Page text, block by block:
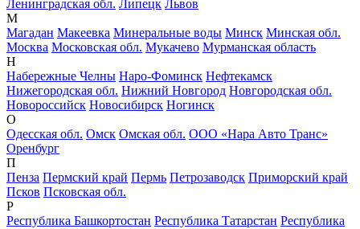
Ленинградская обл. Липецк Львов
М
Магадан Макеевка Минеральные воды Минск Минская обл.
Москва Московская обл. Мукачево Мурманская область
Н
Набережные Челны Наро-Фоминск Нефтекамск
Нижегородская обл. Нижний Новгород Новгородская обл.
Новороссийск Новосибирск Ногинск
О
Одесская обл. Омск Омская обл. ООО «Нара Авто Транс»
Оренбург
П
Пенза Пермский край Пермь Петрозаводск Приморский край
Псков Псковская обл.
Р
Республика Башкортостан Республика Татарстан Республика